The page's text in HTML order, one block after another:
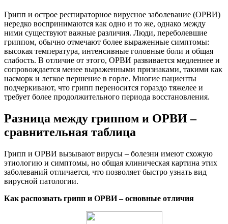
Грипп и острое респираторное вирусное заболевание (ОРВИ)
нередко воспринимаются как одно и то же, однако между
ними существуют важные различия. Люди, переболевшие
гриппом, обычно отмечают более выраженные симптомы:
высокая температура, интенсивные головные боли и общая
слабость. В отличие от этого, ОРВИ развивается медленнее и
сопровождается менее выраженными признаками, такими как
насморк и легкое першение в горле. Многие пациенты
подчеркивают, что грипп переносится гораздо тяжелее и
требует более продолжительного периода восстановления.
Разница между гриппом и ОРВИ –
сравнительная таблица
Грипп и ОРВИ вызывают вирусы – болезни имеют схожую
этиологию и симптомы, но общая клиническая картина этих
заболеваний отличается, что позволяет быстро узнать вид
вирусной патологии.
Как распознать грипп и ОРВИ – основные отличия